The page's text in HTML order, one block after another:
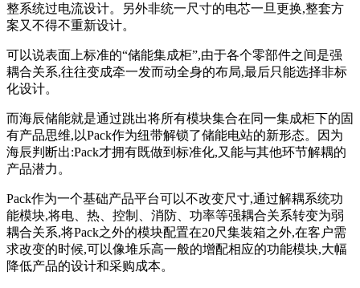
整系统过电流设计。另外非统一尺寸的电芯一旦更换,整套方
案又不得不重新设计。
可以说表面上标准的“储能集成柜”,由于各个零部件之间是强
耦合关系,往往变成牵一发而动全身的布局,最后只能选择非标
化设计。
而海辰储能就是通过跳出将所有模块集合在同一集成柜下的固
有产品思维,以Pack作为纽带解锁了储能电站的新形态。因为
海辰判断出:Pack才拥有既做到标准化,又能与其他环节解耦的
产品潜力。
Pack作为一个基础产品平台可以不改变尺寸,通过解耦系统功
能模块,将电、热、控制、消防、功率等强耦合关系转变为弱
耦合关系,将Pack之外的模块配置在20尺集装箱之外,在客户需
求改变的时候,可以像堆乐高一般的增配相应的功能模块,大幅
降低产品的设计和采购成本。